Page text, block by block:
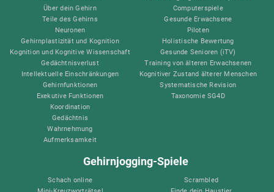
Über dein Gehirn
Teile des Gehirns
Neuronen
Gehirnplastizität und Kognition
Kognition und Kognitive Wissenschaft
Gedächtnisverlust
Intellektuelle Einschränkungen
Gehirnfunktionen
Exekutive Funktionen
Koordination
Gedächtnis
Wahrnehmung
Aufmerksamkeit
Computerspiele
Gesunde Erwachsene
Piloten
Holistische Bewertung
Gesunde Senioren (iTV)
Training von älteren Erwachsenen
Kognitiver Zustand älterer Menschen
Systematische Revision
Taxonomie SG4D
Gehirnjogging-Spiele
Schach online
Scrambled